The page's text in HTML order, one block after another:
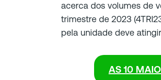
acerca dos volumes de
trimestre de 2023
pela unidade deve
AS 10